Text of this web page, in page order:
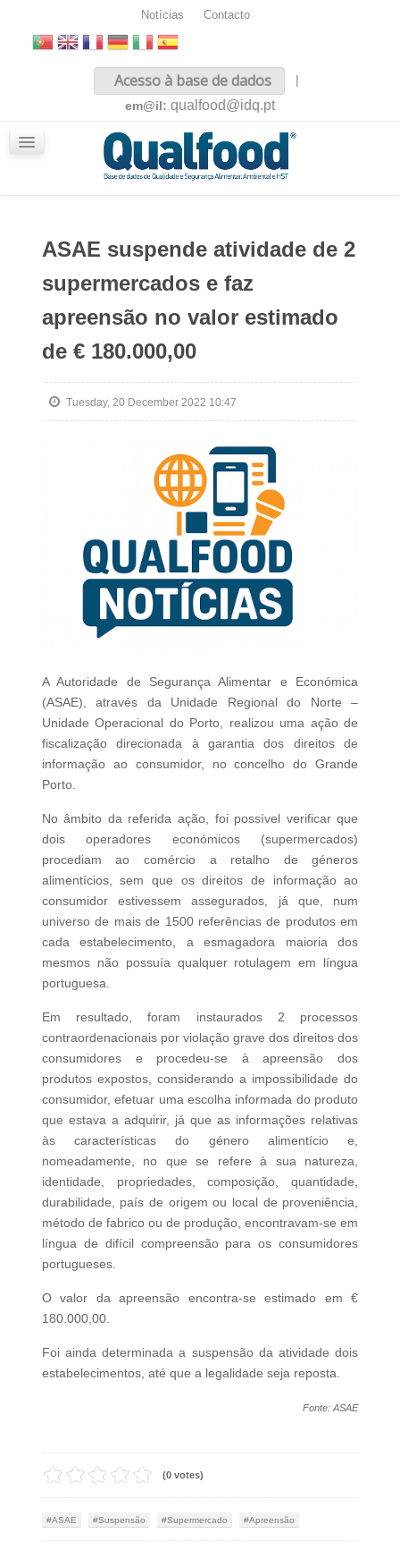
Notícias Contacto
Acesso à base de dados
|
em@il: qualfood@idq.pt
ASAE suspende atividade de 2
supermercados e faz
apreensão no valor estimado
de € 180.000,00
Tuesday, 20 December 2022 10:47
A Autoridade de Segurança Alimentar e Económica
(ASAE), através da Unidade Regional do Norte –
Unidade Operacional do Porto, realizou uma ação de
fiscalização direcionada à garantia dos direitos de
informação ao consumidor, no concelho do Grande
Porto.
No âmbito da referida ação, foi possível verificar que
dois operadores económicos (supermercados)
procediam ao comércio a retalho de géneros
alimentícios, sem que os direitos de informação ao
consumidor estivessem assegurados, já que, num
universo de mais de 1500 referências de produtos em
cada estabelecimento, a esmagadora maioria dos
mesmos não possuía qualquer rotulagem em língua
portuguesa.
Em resultado, foram instaurados 2 processos
contraordenacionais por violação grave dos direitos dos
consumidores e procedeu-se à apreensão dos
produtos expostos, considerando a impossibilidade do
consumidor, efetuar uma escolha informada do produto
que estava a adquirir, já que as informações relativas
às características do género alimentício e,
nomeadamente, no que se refere à sua natureza,
identidade, propriedades, composição, quantidade,
durabilidade, país de origem ou local de proveniência,
método de fabrico ou de produção, encontravam-se em
língua de difícil compreensão para os consumidores
portugueses.
O valor da apreensão encontra-se estimado em €
180.000,00.
Foi ainda determinada a suspensão da atividade dois
estabelecimentos, até que a legalidade seja reposta.
Fonte: ASAE
(0 votes)
ASAE Suspensão Supermercado Apreensão